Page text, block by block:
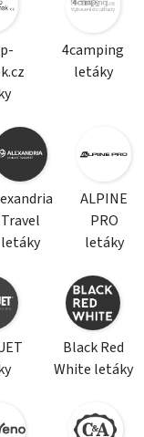
4camping
letáky
Travel
letáky
ALPINE
PRO
letáky
Black Red
White letáky